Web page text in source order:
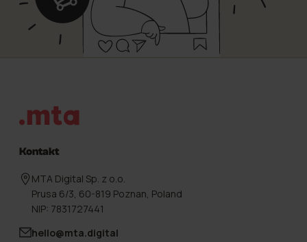
Stopka
Kontakt
MTA Digital Sp. z o.o.
Prusa 6/3, 60-819 Poznan, Poland
NIP: 7831727441
hello@mta.digital